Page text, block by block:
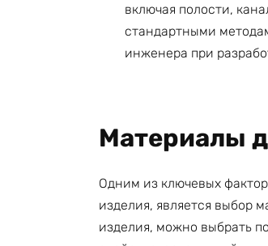
включая полости,
стандартными
инженера при
Материалы
Одним из ключевых
изделия, является выбор
изделия, можно выбрать